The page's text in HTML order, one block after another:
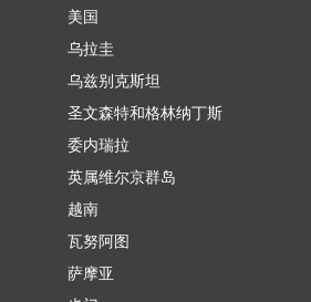
美国
乌拉圭
乌兹别克斯坦
圣文森特和格林纳丁斯
委内瑞拉
英属维尔京群岛
越南
瓦努阿图
萨摩亚